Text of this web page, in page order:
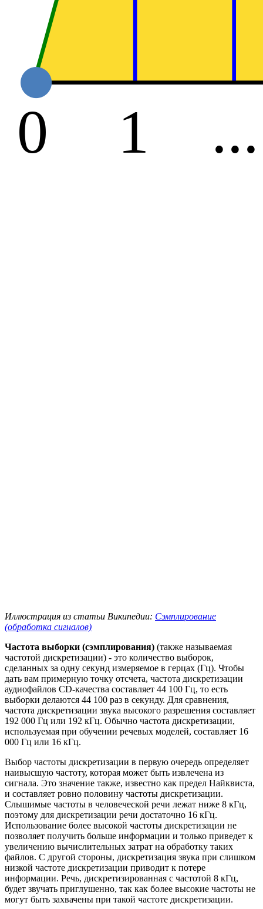
Иллюстрация из статьи Википедии: Сэмплирование
(обработка сигналов)
Частота выборки (сэмплирования) (также называемая
частотой дискретизации) - это количество выборок,
сделанных за одну секунд измеряемое в герцах (Гц). Чтобы
дать вам примерную точку отсчета, частота дискретизации
аудиофайлов CD-качества составляет 44 100 Гц, то есть
выборки делаются 44 100 раз в секунду. Для сравнения,
частота дискретизации звука высокого разрешения составляет
192 000 Гц или 192 кГц. Обычно частота дискретизации,
используемая при обучении речевых моделей, составляет 16
000 Гц или 16 кГц.
Выбор частоты дискретизации в первую очередь определяет
наивысшую частоту, которая может быть извлечена из
сигнала. Это значение также, известно как предел Найквиста,
и составляет ровно половину частоты дискретизации.
Слышимые частоты в человеческой речи лежат ниже 8 кГц,
поэтому для дискретизации речи достаточно 16 кГц.
Использование более высокой частоты дискретизации не
позволяет получить больше информации и только приведет к
увеличению вычислительных затрат на обработку таких
файлов. С другой стороны, дискретизация звука при слишком
низкой частоте дискретизации приводит к потере
информации. Речь, дискретизированная с частотой 8 кГц,
будет звучать приглушенно, так как более высокие частоты не
могут быть захвачены при такой частоте дискретизации.